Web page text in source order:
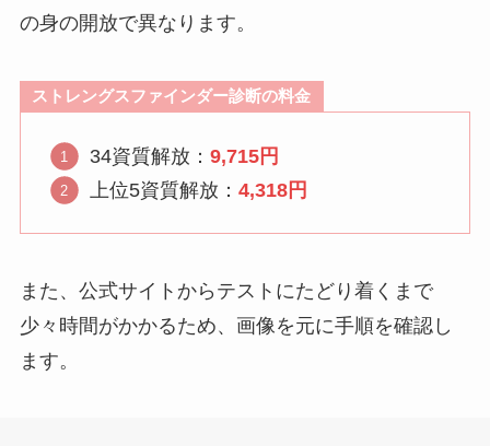
の身の開放で異なります。
ストレングスファインダー診断の料金
34資質解放： 9,715円
上位5資質解放： 4,318円
また、公式サイトからテストにたどり着くまで
少々時間がかかるため、画像を元に手順を確認し
ます。